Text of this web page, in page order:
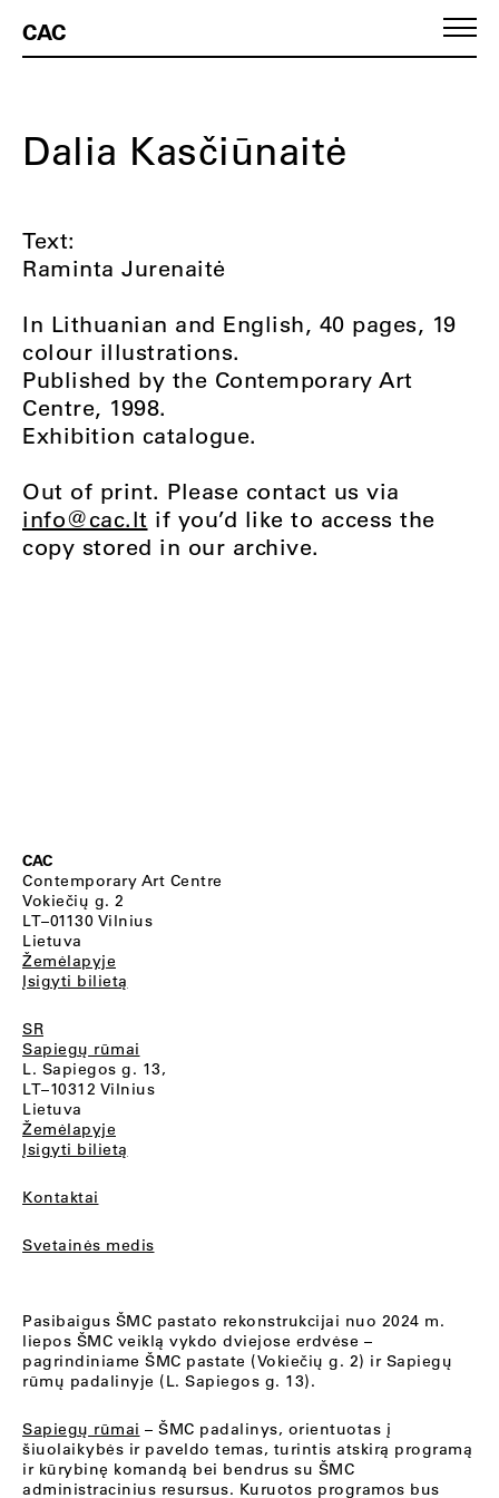
CAC
Dalia Kasčiūnaitė
Text:
Raminta Jurenaitė
In Lithuanian and English, 40 pages, 19
colour illustrations.
Published by the Contemporary Art
Centre, 1998.
Exhibition catalogue.
Out of print. Please contact us via
info@cac.lt if you’d like to access the
copy stored in our archive.
CAC
Contemporary Art Centre
Vokiečių g. 2
LT–01130 Vilnius
Lietuva
Žemėlapyje
Įsigyti bilietą
SR
Sapiegų rūmai
L. Sapiegos g. 13,
LT–10312 Vilnius
Lietuva
Žemėlapyje
Įsigyti bilietą
Kontaktai
Svetainės medis
Pasibaigus ŠMC pastato rekonstrukcijai nuo 2024 m.
liepos ŠMC veiklą vykdo dviejose erdvėse –
pagrindiniame ŠMC pastate (Vokiečių g. 2) ir Sapiegų
rūmų padalinyje (L. Sapiegos g. 13).
Sapiegų rūmai – ŠMC padalinys, orientuotas į
šiuolaikybės ir paveldo temas, turintis atskirą programą
ir kūrybinę komandą bei bendrus su ŠMC
administracinius resursus. Kuruotos programos bus